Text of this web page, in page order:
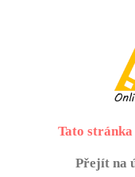
Tato
Přejít na